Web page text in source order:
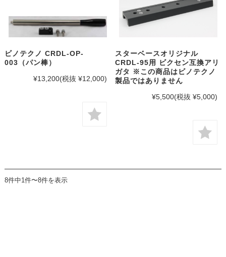
ビノテクノ CRDL-OP-
003（パン棒）
¥13,200(税抜 ¥12,000)
スターベースオリジナル
CRDL-95用 ビクセン互換アリ
ガタ ※この商品はビノテクノ
製品ではありません
¥5,500(税抜 ¥5,000)
8件中1件〜8件を表示